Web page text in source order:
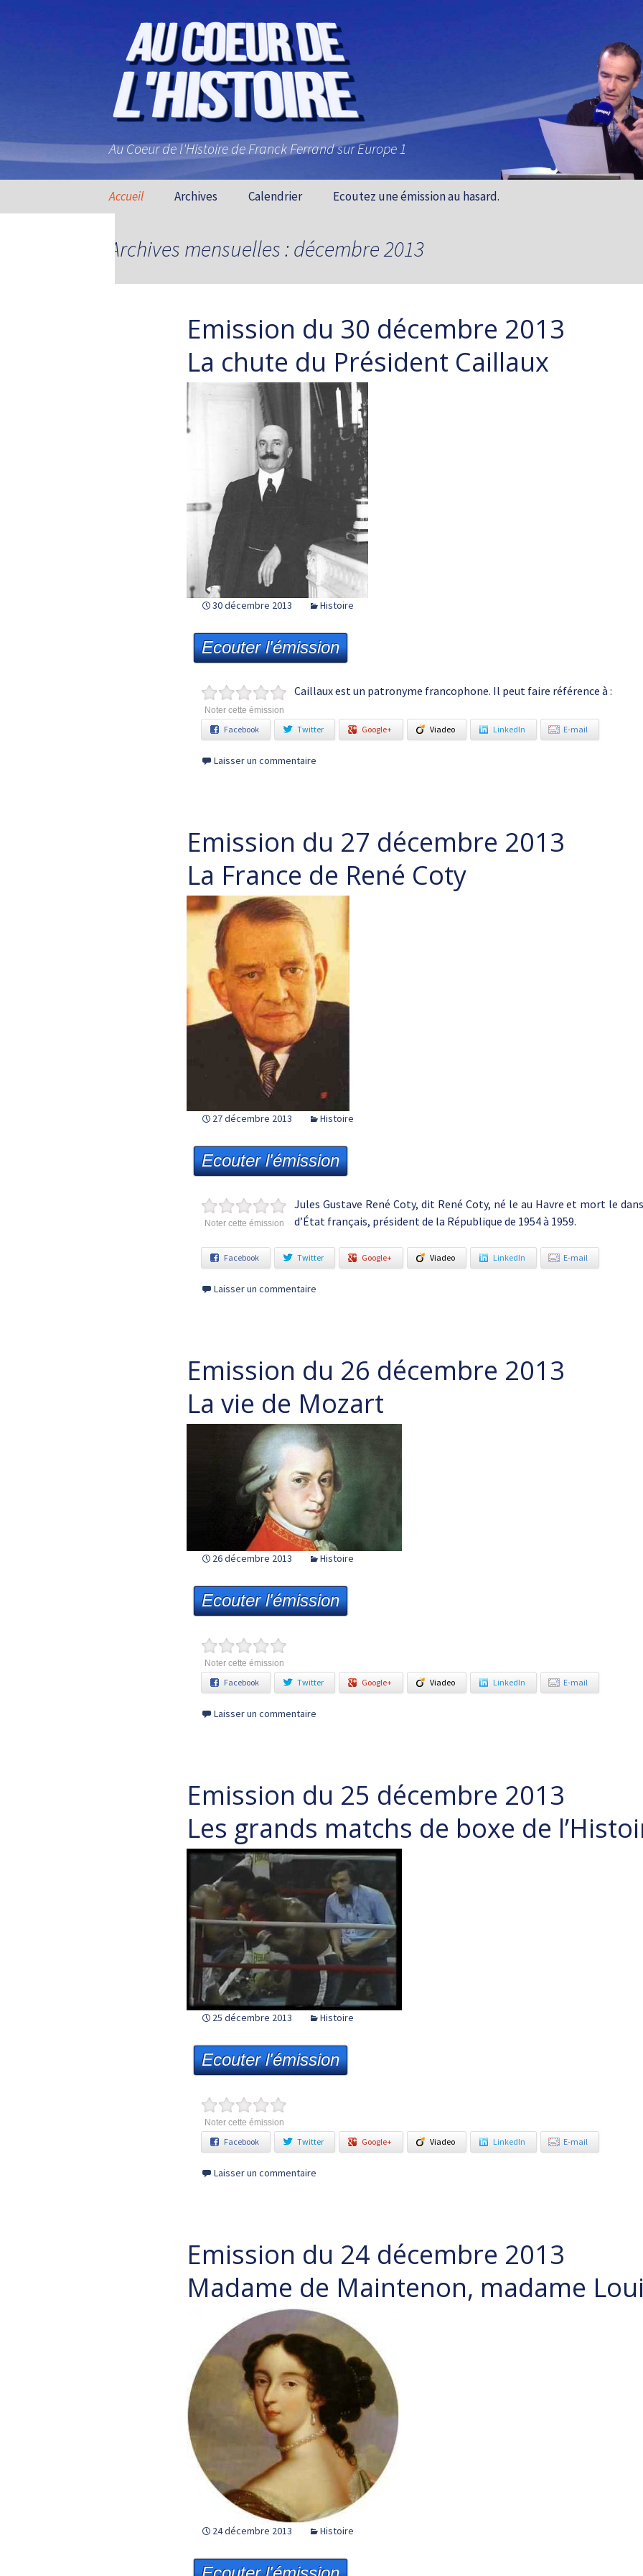
Au Coeur de l'Histoire de Franck Ferrand sur Europe 1
Aller au contenu principal
Accueil Archives Calendrier Ecoutez une émission au hasard.
Archives mensuelles : décembre 2013
Emission du 30 décembre 2013
La chute du Président Caillaux
30 décembre 2013 Histoire
Ecouter l'émission
Noter cette émission
Caillaux est un patronyme francophone. Il peut faire référence à :
Facebook Twitter Google+ Viadeo LinkedIn E-mail
Laisser un commentaire
Emission du 27 décembre 2013
La France de René Coty
27 décembre 2013 Histoire
Ecouter l'émission
Noter cette émission
Jules Gustave René Coty, dit René Coty, né le au Havre et mort le
d’État français, président de la République de 1954 à 1959.
Facebook Twitter Google+ Viadeo LinkedIn E-mail
Laisser un commentaire
Emission du 26 décembre 2013
La vie de Mozart
26 décembre 2013 Histoire
Ecouter l'émission
Noter cette émission
Facebook Twitter Google+ Viadeo LinkedIn E-mail
Laisser un commentaire
Emission du 25 décembre 2013
Les grands matchs de boxe de
25 décembre 2013 Histoire
Ecouter l'émission
Noter cette émission
Facebook Twitter Google+ Viadeo LinkedIn E-mail
Laisser un commentaire
Emission du 24 décembre 2013
Madame de Maintenon, madame
24 décembre 2013 Histoire